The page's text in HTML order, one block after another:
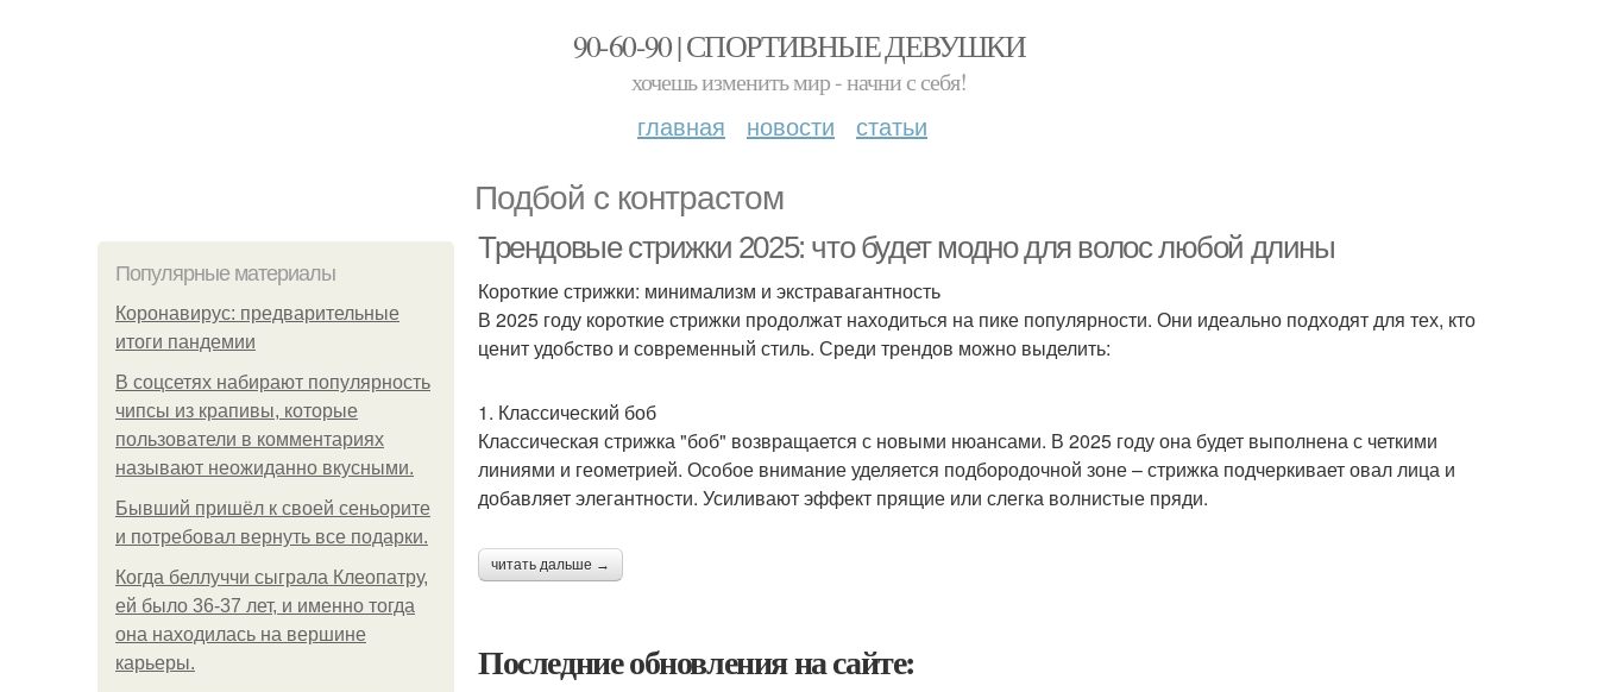
90-60-90 | СПОРТИВНЫЕ ДЕВУШКИ
хочешь изменить мир - начни с себя!
главная новости статьи
Подбой с контрастом
Популярные материалы
Коронавирус: предварительные
итоги пандемии
В соцсетях набирают популярность
чипсы из крапивы, которые
пользователи в комментариях
называют неожиданно вкусными.
Бывший пришёл к своей сеньорите
и потребовал вернуть все подарки.
Когда беллуччи сыграла Клеопатру,
ей было 36-37 лет, и именно тогда
она находилась на вершине
карьеры.
Трендовые стрижки 2025: что будет модно для волос любой длины
Короткие стрижки: минимализм и экстравагантность
В 2025 году короткие стрижки продолжат находиться на пике популярности. Они идеально подходят для тех, кто
ценит удобство и современный стиль. Среди трендов можно выделить:
1. Классический боб
Классическая стрижка "боб" возвращается с новыми нюансами. В 2025 году она будет выполнена с четкими
линиями и геометрией. Особое внимание уделяется подбородочной зоне – стрижка подчеркивает овал лица и
добавляет элегантности. Усиливают эффект прящие или слегка волнистые пряди.
читать дальше →
Последние обновления на сайте: